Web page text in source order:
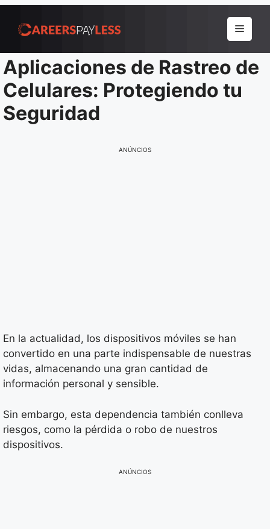
para
conteúdo
Menu
Aplicaciones de Rastreo de
Celulares: Protegiendo tu
Seguridad
ANÚNCIOS
En la actualidad, los dispositivos móviles se han
convertido en una parte indispensable de nuestras
vidas, almacenando una gran cantidad de
información personal y sensible.
Sin embargo, esta dependencia también conlleva
riesgos, como la pérdida o robo de nuestros
dispositivos.
ANÚNCIOS